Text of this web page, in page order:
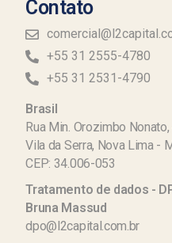
Contato
+55 31 2555-4780
+55 31 2531-4790
Brasil
Rua Min. Orozimbo
Vila da Serra, Nova Lima -
CEP: 34.006-053
Tratamento de dados -
Bruna Massud
dpo@l2capital.com.br